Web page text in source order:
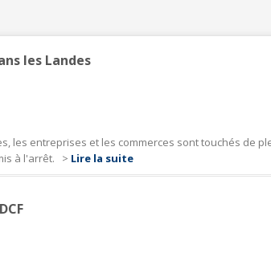
les Landes
les entreprises et les commerces sont touchés de
à l'arrêt.
> Lire la suite